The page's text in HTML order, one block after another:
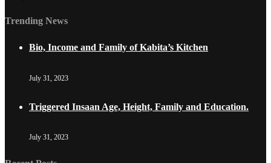
Trending News
Bio, Income and Family of Kabita’s Kitchen
July 31, 2023
Triggered Insaan Age, Height, Family and Education.
July 31, 2023